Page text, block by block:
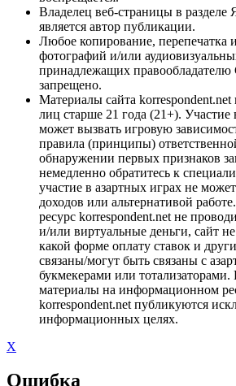
Владелец веб-страницы в разделе
является автор публикации.
Любое копирование, перепечатка
фотографий и/или
принадлежащих правообладателю
запрещено.
Материалы сайта korrespondent.net
лиц старше 21 года (21+). Участие
может вызвать игровую
правила (принципы)
обнаружении первых признаков
немедленно обратитесь к
участие в азартных играх не
доходов или альтернативой
ресурс korrespondent.net не
и/или виртуальные деньги, сайт
какой форме оплату ставок и
связаны/могут быть связаны с
букмекерами или
материалы на информационном
korrespondent.net публикуются
информационных целях.
X
Ошибка